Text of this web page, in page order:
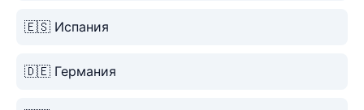
🇪🇸 Испания
🇩🇪 Германия